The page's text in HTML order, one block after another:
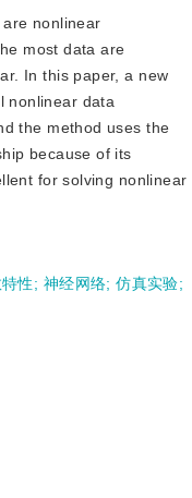
nonlinear
most data are
In this paper, a new
nonlinear data
the method uses the
because of its
for solving nonlinear
性; 神经网络;仿真实验;